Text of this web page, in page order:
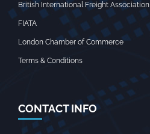
British International Freight Association
FIATA
London Chamber of Commerce
Terms & Conditions
CONTACT INFO